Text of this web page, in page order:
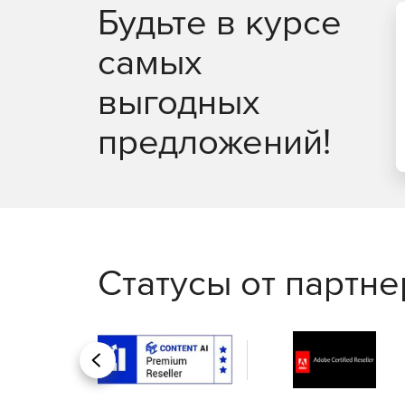
Будьте в курсе
самых
выгодных
предложений!
Статусы от
Назад